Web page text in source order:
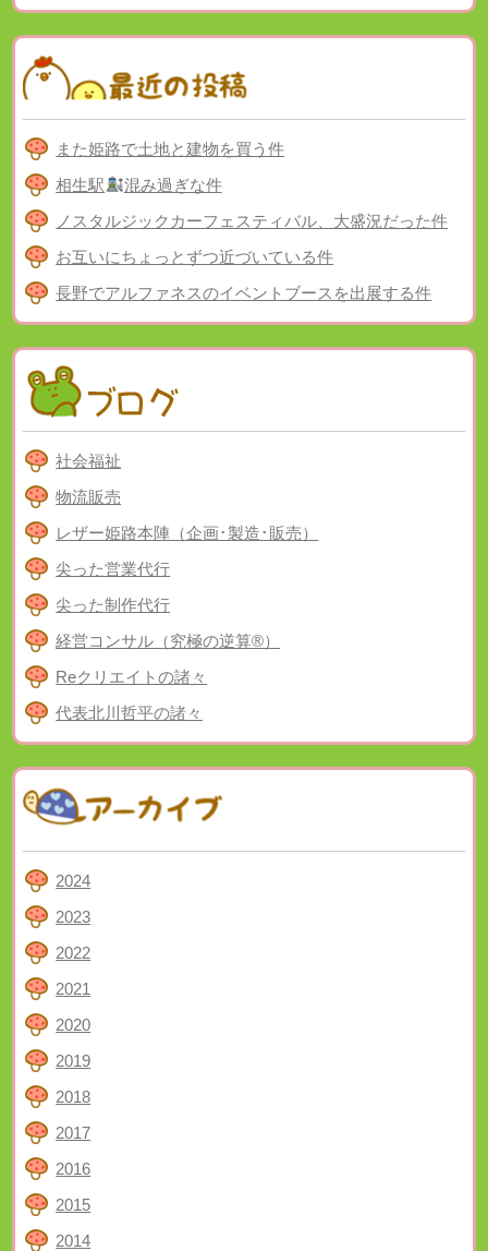
また姫路で土地と建物を買う件
相生駅
混み過ぎな件
ノスタルジックカーフェスティバル、大盛況だった件
お互いにちょっとずつ近づいている件
長野でアルファネスのイベントブースを出展する件
社会福祉
物流販売
レザー姫路本陣（企画･製造･販売）
尖った営業代行
尖った制作代行
経営コンサル（究極の逆算®）
Reクリエイトの諸々
代表北川哲平の諸々
2024
2023
2022
2021
2020
2019
2018
2017
2016
2015
2014